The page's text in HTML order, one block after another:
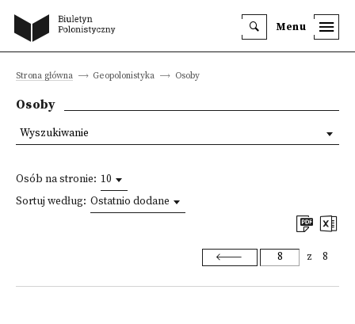
Menu
Strona główna Geopolonistyka Osoby
Osoby
Osób na stronie: 10
Sortuj według: Ostatnio dodane
z 8
Wyszukiwanie